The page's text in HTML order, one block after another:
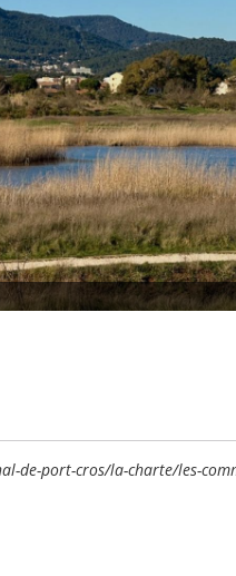
port-cros/la-charte/les-